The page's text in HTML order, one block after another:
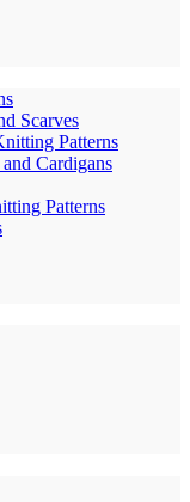
Scarves
Patterns
and Cardigans
Patterns